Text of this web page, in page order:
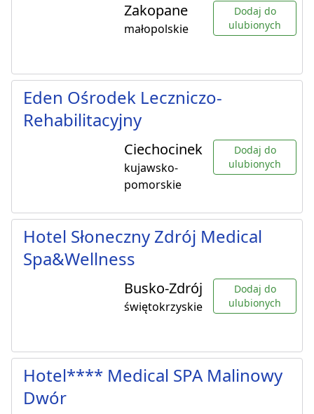
Zakopane
małopolskie
Dodaj do
ulubionych
Eden Ośrodek Leczniczo-
Rehabilitacyjny
Ciechocinek
kujawsko-
pomorskie
Dodaj do
ulubionych
Hotel Słoneczny Zdrój Medical
Spa&Wellness
Busko-Zdrój
świętokrzyskie
Dodaj do
ulubionych
Hotel**** Medical SPA Malinowy
Dwór